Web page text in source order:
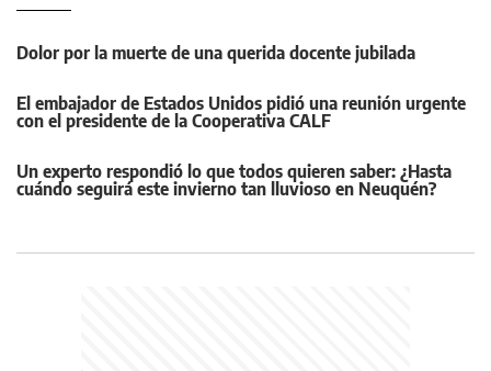
Dolor por la muerte de una querida docente jubilada
El embajador de Estados Unidos pidió una reunión urgente
con el presidente de la Cooperativa CALF
Un experto respondió lo que todos quieren saber: ¿Hasta
cuándo seguirá este invierno tan lluvioso en Neuquén?